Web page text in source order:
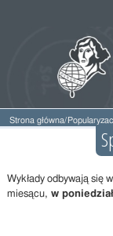
Strona główna/
Wykłady odbywają się
miesącu, w